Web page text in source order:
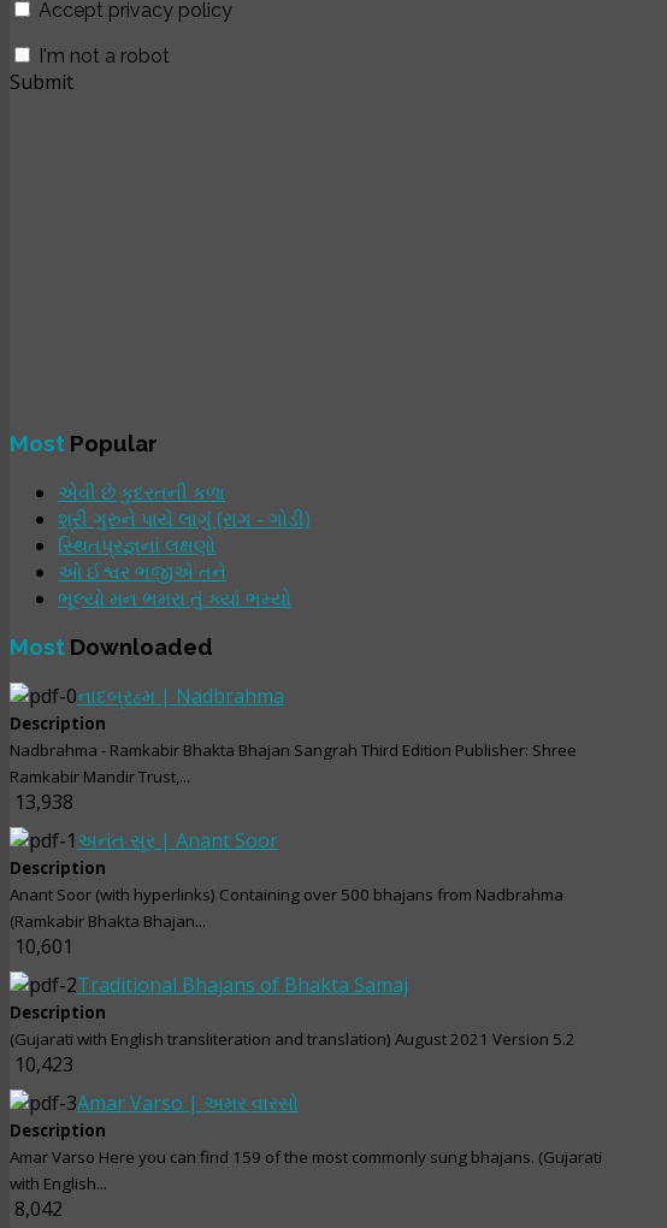
Accept privacy policy
I'm not a robot
Submit
Most Popular
એવી છે કુદરતની કળા
શ્રી ગુરુને પાયે લાગું (રાગ - ગોડી)
સ્થિતપ્રજ્ઞનાં લક્ષણો
ઓ ઈશ્વર ભજીએ તને
ભૂલ્યો મન ભમરા તું ક્યાં ભમ્યો
Most Downloaded
નાદબ્રહ્મ | Nadbrahma
Description
Nadbrahma - Ramkabir Bhakta Bhajan Sangrah Third Edition Publisher: Shree
Ramkabir Mandir Trust,...
13,938
અનંત સૂર | Anant Soor
Description
Anant Soor (with hyperlinks) Containing over 500 bhajans from Nadbrahma
(Ramkabir Bhakta Bhajan...
10,601
Traditional Bhajans of Bhakta Samaj
Description
(Gujarati with English transliteration and translation) August 2021 Version 5.2
10,423
Amar Varso | અમર વારસો
Description
Amar Varso Here you can find 159 of the most commonly sung bhajans. (Gujarati
with English...
8,042